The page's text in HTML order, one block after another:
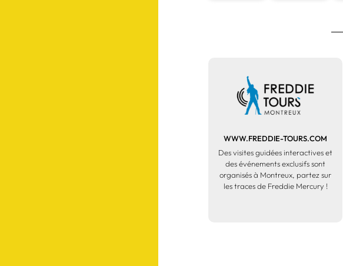
WWW.FREDDIE-TOURS.COM
Des visites guidées interactives et
des événements exclusifs sont
organisés à Montreux, partez sur
les traces de Freddie Mercury !